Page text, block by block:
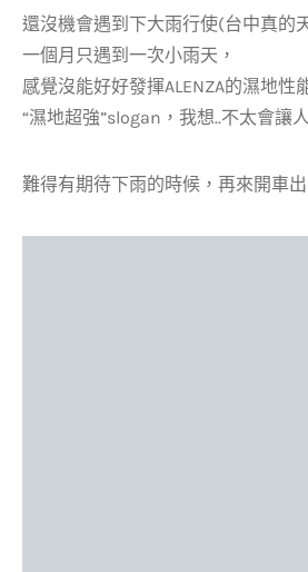
還沒機會遇到下大雨行使(台中真的
一個月只遇到一次小雨天，
感覺沒能好好發揮ALENZA的濕地性
“濕地超強”slogan，我想..不太會讓
難得有期待下雨的時候，再來開車